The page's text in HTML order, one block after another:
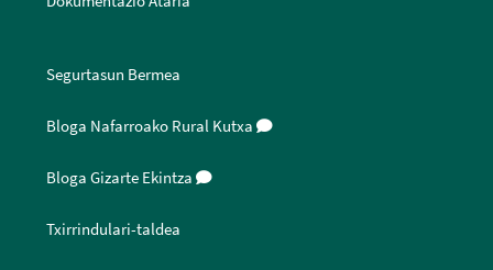
Segurtasun Bermea
Bloga Nafarroako Rural Kutxa
Bloga Gizarte Ekintza
Txirrindulari-taldea